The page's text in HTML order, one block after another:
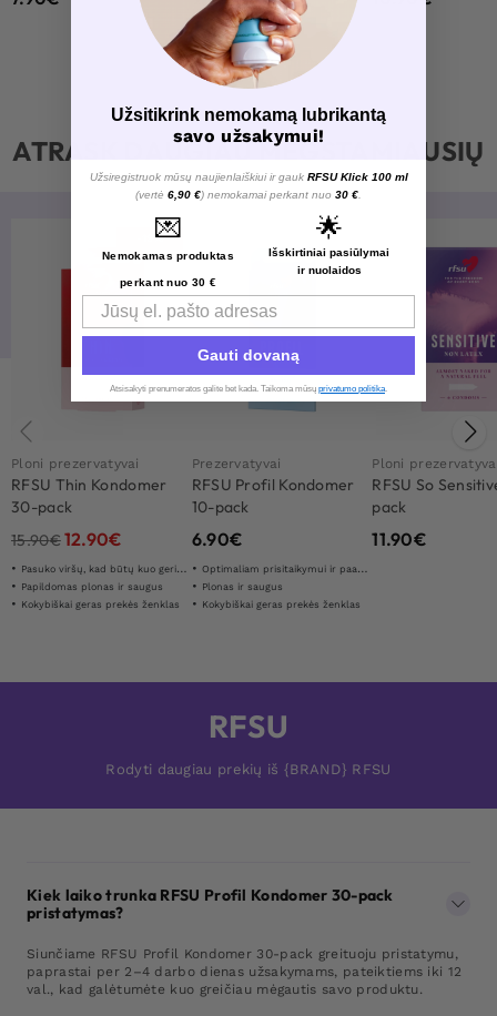
ATRASK DAUGIAU MĖGSTAMIAUSIŲ
-19%
Ploni prezervatyvai
RFSU Thin Kondomer
30-pack
15.90€12.90€
Pasuko viršų, kad būtų kuo geriau ir padidėjęs jausmas
Papildomas plonas ir saugus
Kokybiškai geras prekės ženklas
Prezervatyvai
RFSU Profil Kondomer
10-pack
6.90€
Optimaliam prisitaikymui ir paaštrintam jausmui
Plonas ir saugus
Kokybiškai geras prekės ženklas
Ploni
RFSU So
pack
11.90€
RFSU
Rodyti daugiau prekių iš {BRAND} RFSU
Kiek laiko trunka RFSU Profil Kondomer 30-pack
pristatymas?
Siunčiame RFSU Profil Kondomer 30-pack greituoju pristatymu,
paprastai per 2–4 darbo dienas užsakymams, pateiktiems iki 12
val., kad galėtumėte kuo greičiau mėgautis savo produktu.
Užsitikrink nemokamą lubrikantą
savo užsakymui!
Užsiregistruok mūsų naujienlaiškiui ir gauk RFSU Klick 100 ml
(vertė 6,90 €) nemokamai perkant nuo 30 €
💌
Nemokamas produktas
perkant nuo 30 €
🌟
Išskirtiniai pasiūlymai
ir nuolaidos
Email
Gauti dovaną
Atsisakyti prenumeratos galite bet kada. Taikoma mūsų privatumo politika